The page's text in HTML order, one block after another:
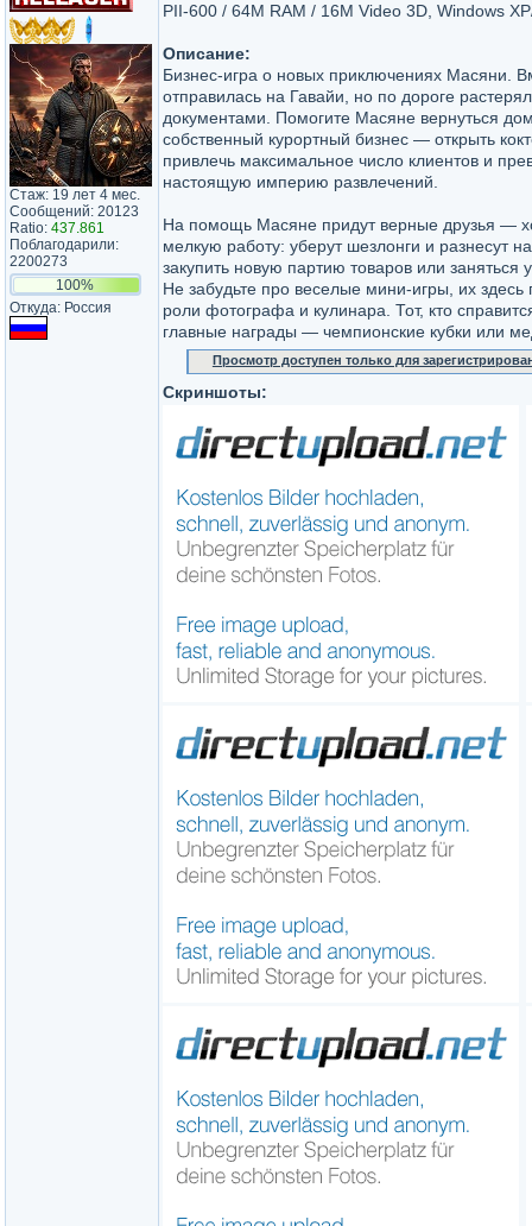
Стаж: 19 лет 4 мес.
Сообщений: 20123
Ratio: 437.861
Поблагодарили:
2200273
100%
Откуда: Россия
PII-600 / 64M RAM / 16M Video 3D, Windows
Описание:
Бизнес-игра о новых приключениях Масяни.
отправилась на Гавайи, но по дороге
документами. Помогите Масяне вернуться
собственный курортный бизнес — открыть
привлечь максимальное число клиентов и
настоящую империю развлечений.
На помощь Масяне придут верные друзья —
мелкую работу: уберут шезлонги и разнесут
закупить новую партию товаров или заняться
Не забудьте про веселые мини-игры, их
роли фотографа и кулинара. Тот, кто
главные награды — чемпионские кубки или
Просмотр доступен только для
Скриншоты: